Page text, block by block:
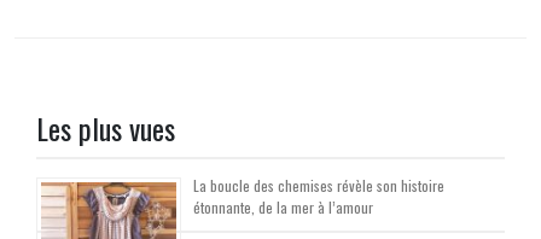
Les plus vues
La boucle des chemises révèle son histoire
étonnante, de la mer à l’amour